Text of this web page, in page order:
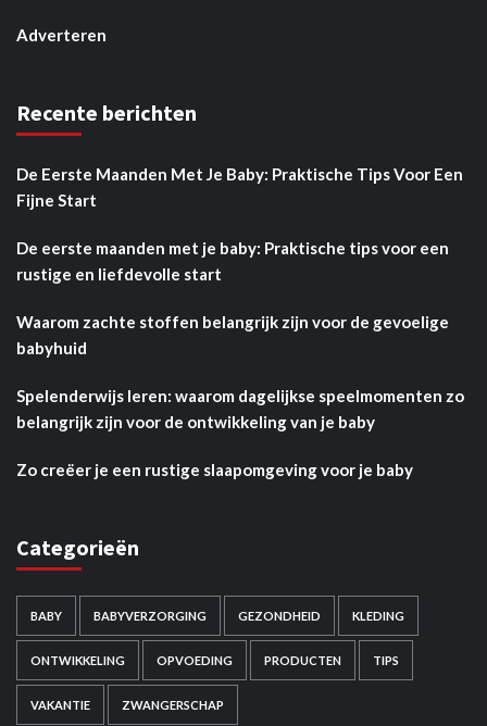
Adverteren
Recente berichten
De Eerste Maanden Met Je Baby: Praktische Tips Voor Een
Fijne Start
De eerste maanden met je baby: Praktische tips voor een
rustige en liefdevolle start
Waarom zachte stoffen belangrijk zijn voor de gevoelige
babyhuid
Spelenderwijs leren: waarom dagelijkse speelmomenten zo
belangrijk zijn voor de ontwikkeling van je baby
Zo creëer je een rustige slaapomgeving voor je baby
Categorieën
BABY BABYVERZORGING GEZONDHEID KLEDING
ONTWIKKELING OPVOEDING PRODUCTEN TIPS
VAKANTIE ZWANGERSCHAP